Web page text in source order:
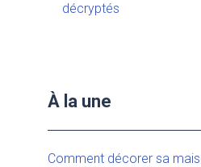
décryptés
À la une
Comment décorer sa